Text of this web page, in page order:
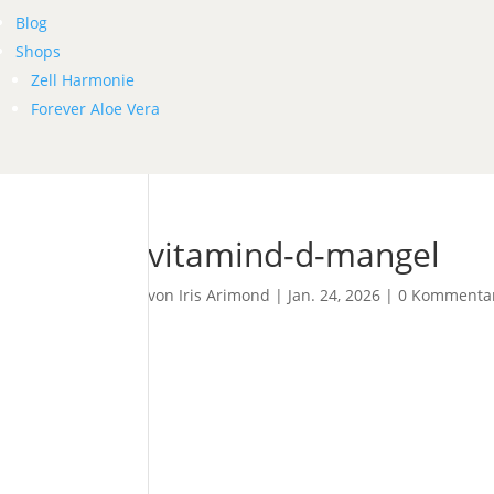
Blog
Shops
Zell Harmonie
Forever Aloe Vera
vitamind-d-mangel
von Iris Arimond | Jan. 24, 2026 |0